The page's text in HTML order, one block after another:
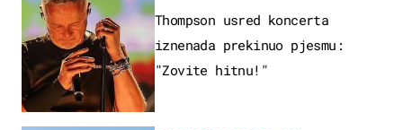
Thompson usred koncerta
iznenada prekinuo pjesmu:
"Zovite hitnu!"